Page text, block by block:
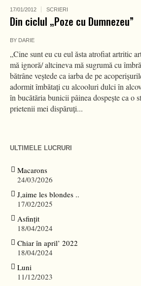
17/01/2012 SCRIERI
Din ciclul „Poze cu Dumnezeu”
BY DARIE
„Cine sunt eu cu eul ăsta atrofiat artritic
mă ignoră/ altcineva mă sugrumă cu
bătrâne veştede ca iarba de pe
adormit îmbătaţi cu alcooluri dulci în
în bucătăria bunicii pâinea dospeşte ca o
prietenii mei dispăruţi...
ULTIMELE LUCRURI
Macarons
24/03/2026
J,aime les blondes ..
17/02/2025
Asfințit
18/04/2024
Chiar în april’ 2022
18/04/2024
Luni
11/12/2023